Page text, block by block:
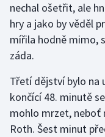
Short track
Sportovní střelba
Stolní tenis
Triatlon
nechal ošetřit, ale
hry a jako by věděl
mířila hodně mimo,
záda.
Třetí dějství bylo na
končící 48. minutě
mohlo mrzet, neboť
Roth. Šest minut